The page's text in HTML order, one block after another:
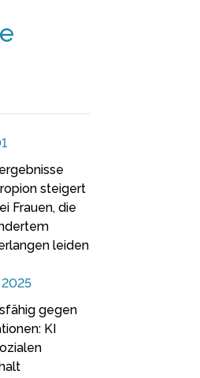
steigert
Frauen, die
leiden
2025
gegen
KI